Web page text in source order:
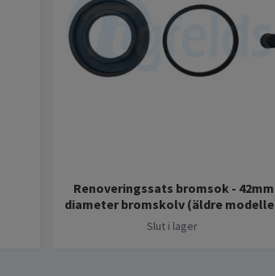
Renoveringssats bromsok - 42mm
diameter bromskolv (äldre
Slut i lager